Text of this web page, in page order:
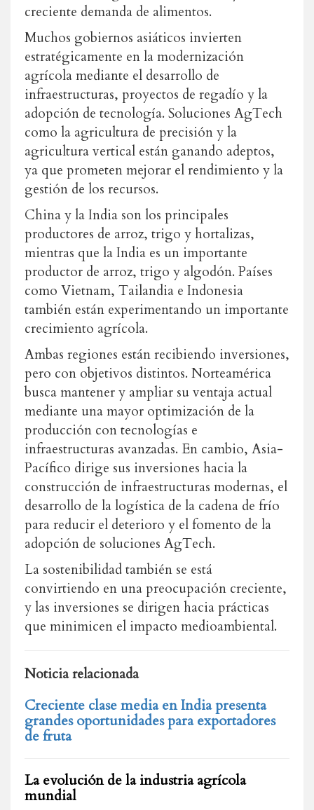
creciente demanda de alimentos.
Muchos gobiernos asiáticos invierten
estratégicamente en la modernización
agrícola mediante el desarrollo de
infraestructuras, proyectos de regadío y la
adopción de tecnología. Soluciones AgTech
como la agricultura de precisión y la
agricultura vertical están ganando adeptos,
ya que prometen mejorar el rendimiento y la
gestión de los recursos.
China y la India son los principales
productores de arroz, trigo y hortalizas,
mientras que la India es un importante
productor de arroz, trigo y algodón. Países
como Vietnam, Tailandia e Indonesia
también están experimentando un importante
crecimiento agrícola.
Ambas regiones están recibiendo inversiones,
pero con objetivos distintos. Norteamérica
busca mantener y ampliar su ventaja actual
mediante una mayor optimización de la
producción con tecnologías e
infraestructuras avanzadas. En cambio, Asia-
Pacífico dirige sus inversiones hacia la
construcción de infraestructuras modernas, el
desarrollo de la logística de la cadena de frío
para reducir el deterioro y el fomento de la
adopción de soluciones AgTech.
La sostenibilidad también se está
convirtiendo en una preocupación creciente,
y las inversiones se dirigen hacia prácticas
que minimicen el impacto medioambiental.
Noticia relacionada
Creciente clase media en India presenta
grandes oportunidades para exportadores
de fruta
La evolución de la industria agrícola
mundial